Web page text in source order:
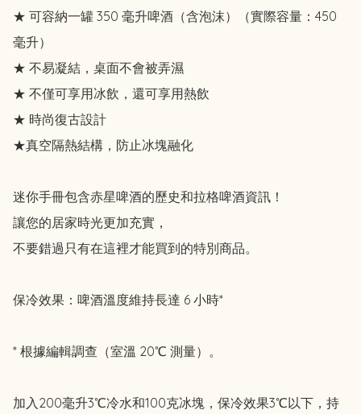
★ 可容納一罐 350 毫升啤酒（含泡沫）（實際容量：450
毫升）
★ 不易凝結，桌面不會被弄濕
★ 不僅可享用冰飲，還可享用熱飲
★ 時尚復古設計
★真空隔熱結構，防止冰塊融化
迷你手冊包含赤星啤酒的歷史和拉格啤酒資訊！
讓您的居家時光更加充實，
不要錯過只有在這裡才能買到的特別商品。
保冷效果：啤酒溫度維持長達 6 小時*
* 根據編輯調查（室溫 20℃ 測量）。
加入200毫升3℃冷水和100克冰塊，保冷效果3℃以下，持